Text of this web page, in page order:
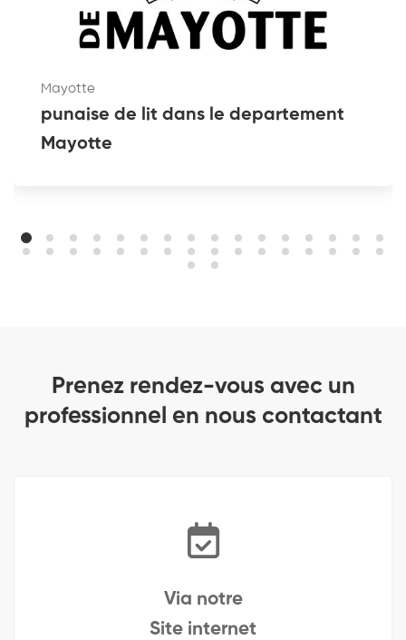
Mayotte
punaise de lit dans le departement
Mayotte
Prenez rendez-vous avec un
professionnel en nous contactant
Via notre
Site internet